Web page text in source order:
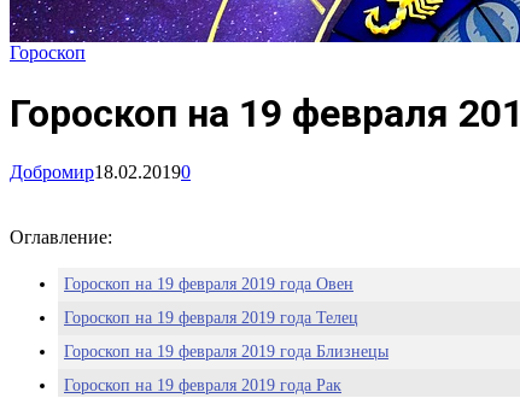
Гороскоп
Гороскоп на 19 февраля
Добромир18.02.20190
Оглавление:
Гороскоп на 19 февраля 2019 года Овен
Гороскоп на 19 февраля 2019 года Телец
Гороскоп на 19 февраля 2019 года Близнецы
Гороскоп на 19 февраля 2019 года Рак